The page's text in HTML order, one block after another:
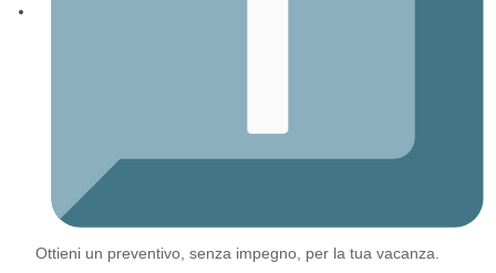
Ottieni un preventivo, senza impegno, per la tua vacanza.